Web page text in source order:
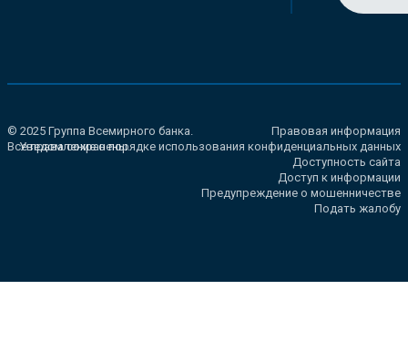
© 2025 Группа Всемирного банка.
Все права сохранены.
Правовая информация
Уведомление о порядке использования конфиденциальных данных
Доступность сайта
Доступ к информации
Предупреждение о мошенничестве
Подать жалобу